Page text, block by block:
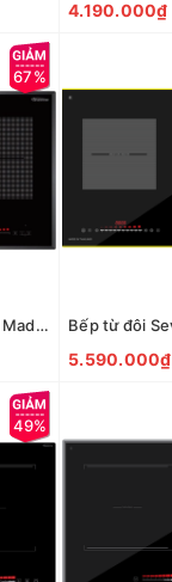
4.190.000₫
67%
Bếp từ đôi Sevilla SV-MB01 Made in Malaysia
5.590.000₫
49%